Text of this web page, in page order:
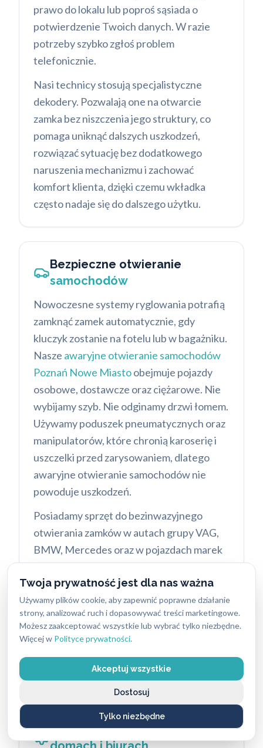
Twoja prywatność jest dla nas ważna
Używamy plików cookie, aby zapewnić poprawne działanie
strony, analizować ruch i dopasowywać treści marketingowe.
Możesz zaakceptować wszystkie lub wybrać tylko niezbędne.
Więcej w Polityce prywatności.
Akceptuj wszystkie
Tylko niezbędne
Dostosuj
prawo do lokalu lub poproś sąsiada o
potwierdzenie Twoich danych. W razie
potrzeby szybko zgłoś problem
telefonicznie.
Nasi technicy stosują specjalistyczne
dekodery. Pozwalają one na otwarcie
zamka bez niszczenia jego struktury, co
pomaga uniknąć dalszych uszkodzeń,
rozwiązać sytuację bez dodatkowego
naruszenia mechanizmu i zachować
komfort klienta, dzięki czemu wkładka
często nadaje się do dalszego użytku.
Bezpieczne otwieranie
samochodów
Nowoczesne systemy ryglowania potrafią
zamknąć zamek automatycznie, gdy
kluczyk zostanie na fotelu lub w bagażniku.
Nasze awaryjne otwieranie samochodów
Poznań Nowe Miastoobejmuje pojazdy
osobowe, dostawcze oraz ciężarowe. Nie
wybijamy szyb. Nie odginamy drzwi łomem.
Używamy poduszek pneumatycznych oraz
manipulatorów, które chronią karoserię i
uszczelki przed zarysowaniem, dlatego
awaryjne otwieranie samochodów nie
powoduje uszkodzeń.
Posiadamy sprzęt do bezinwazyjnego
otwierania zamków w autach grupy VAG,
BMW, Mercedes oraz w pojazdach marek
francuskich i japońskich. Po otwarciu drzwi
zawsze sprawdzamy poprawność działania
centralnego zamka i to, czy
bezpieczeństwo pojazdu nie zostało
naruszone. Nasi specjaliści dokładają
sprawnie i bezpiecznie.
Montaż i wymiana zamkóww